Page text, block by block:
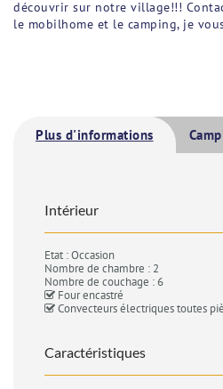
découvrir sur notre village!!!
le mobilhome et le camping, je
Plus d'informations
Intérieur
Etat : Occasion
Nombre de chambre : 2
Nombre de couchage : 6
Four encastré
Convecteurs électriques toutes
Caractéristiques